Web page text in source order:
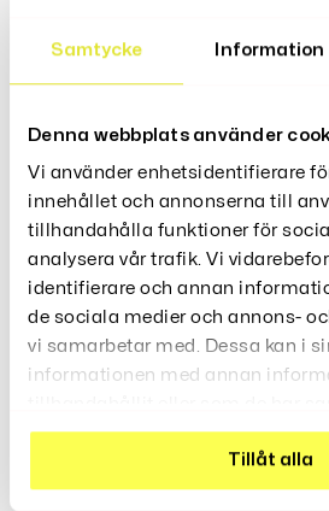
Samtycke Information
Denna webbplats använder
Vi använder enhetsidentifierare
innehållet och annonserna till
tillhandahålla funktioner för
analysera vår trafik. Vi
identifierare och annan
de sociala medier och annons-
vi samarbetar med. Dessa kan i
informationen med annan
använt deras tjänster.
Tillåt alla
Färg: rött lock, vitt pulver inuti
Rekommenderas inte för
Recensioner (0)
Relaterade